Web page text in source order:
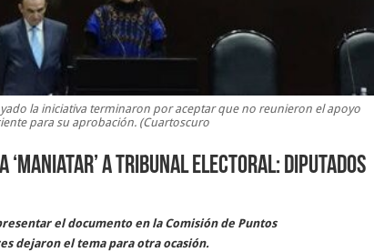
la iniciativa terminaron por aceptar que no reunieron el apoyo
para su aprobación. (Cuartoscuro
‘maniatar’ a Tribunal Electoral: diputados
el documento en la Comisión de Puntos
dejaron el tema para otra ocasión.